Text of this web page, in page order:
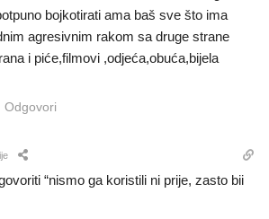
bojkotirati ama baš sve što ima
agresivnim rakom sa druge strane
i piće,filmovi ,odjeća,obuća,bijela
Odgovori
“nismo ga koristili ni prije, zasto bii